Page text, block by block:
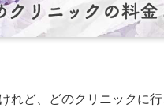
れど、どのクリニックに